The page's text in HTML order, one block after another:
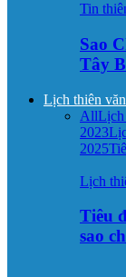
Tin
Sao
Tây
Lịch thiên văn
AllLịch
2023
2025
Lịch
Tiêu
sao